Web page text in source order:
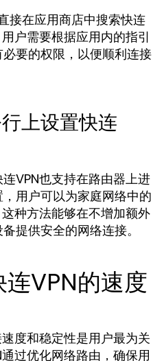
接在应用商店中搜索快连
户需要根据应用内的指引
要的权限，以便顺利连接
上设置快连
VPN也支持在路由器上进
用户可以为家庭网络中的
种方法能够在不增加额外
提供安全的网络连接。
VPN的速度
度和稳定性是用户最为关
过优化网络路由，确保用